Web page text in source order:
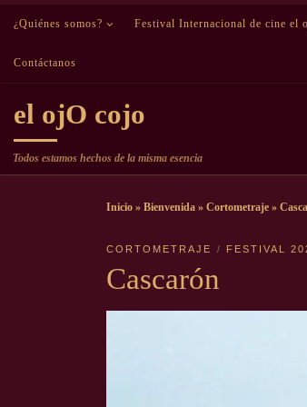
Saltar al contenido
¿Quiénes somos? Festival Internacional de cine el
Contáctanos
el ojO cojo
Todos estamos hechos de la misma esencia
Inicio » Bienvenida » Cortometraje »
CORTOMETRAJE FESTIVAL
Cascarón